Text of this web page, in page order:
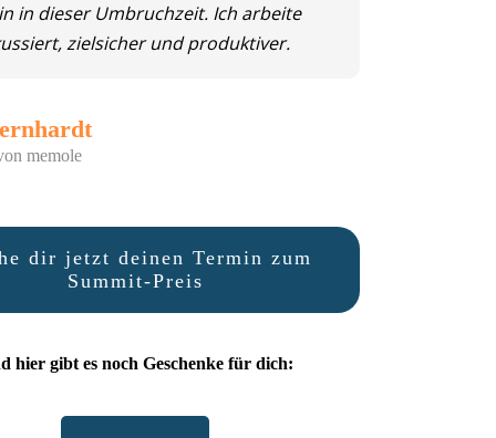
in dieser Umbruchzeit. Ich arbeite
zielsicher und produktiver.
memole
dir jetzt deinen Termin zum
Summit-Preis
hier gibt es noch Geschenke für dich: